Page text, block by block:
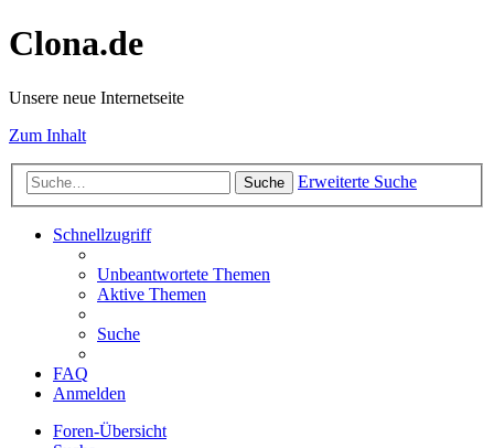
Clona.de
Unsere neue Internetseite
Zum Inhalt
Suche Erweiterte Suche
Schnellzugriff
Unbeantwortete Themen
Aktive Themen
Suche
FAQ
Anmelden
Foren-Übersicht